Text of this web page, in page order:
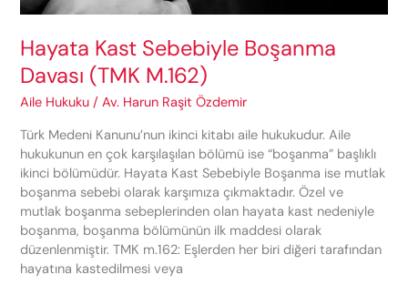
Hayata Kast Sebebiyle Boşanma
Davası (TMK M.162)
Aile Hukuku /Av. Harun Raşit Özdemir
Türk Medeni Kanunu’nun ikinci kitabı aile hukukudur. Aile
hukukunun en çok karşılaşılan bölümü ise “boşanma” başlıklı
ikinci bölümüdür. Hayata Kast Sebebiyle Boşanma ise mutlak
boşanma sebebi olarak karşımıza çıkmaktadır. Özel ve
mutlak boşanma sebeplerinden olan hayata kast nedeniyle
boşanma, boşanma bölümünün ilk maddesi olarak
düzenlenmiştir. TMK m.162: Eşlerden her biri diğeri tarafından
hayatına kastedilmesi veya